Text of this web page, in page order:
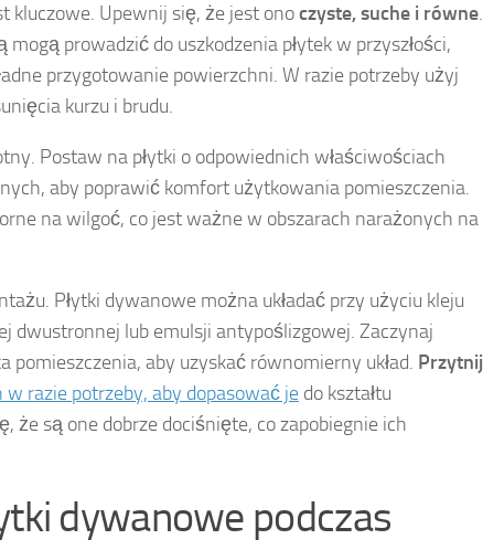
kluczowe. Upewnij się, że jest onoczyste, suche i równe.
prowadzić do uszkodzenia płytek w przyszłości,
przygotowanie powierzchni. W razie potrzeby użyj
kurzu i brudu.
Postaw na płytki o odpowiednich właściwościach
aby poprawić komfort użytkowania pomieszczenia.
na wilgoć, co jest ważne w obszarach narażonych na
Płytki dywanowe można układać przy użyciu kleju
dwustronnej lub emulsji antypoślizgowej. Zaczynaj
pomieszczenia, aby uzyskać równomierny układ. Przytnij
w razie potrzeby, aby dopasować je do kształtu
że są one dobrze dociśnięte, co zapobiegnie ich
dywanowe podczas